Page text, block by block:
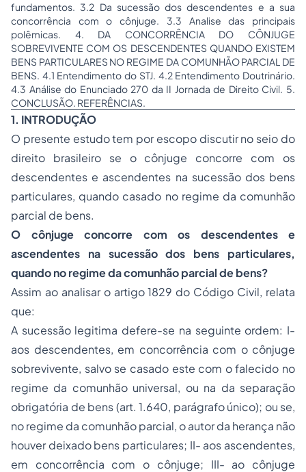
fundamentos. 3.2 Da sucessão dos descendentes e a sua
concorrência com o cônjuge. 3.3 Analise das principais
polêmicas. 4. DA CONCORRÊNCIA DO CÔNJUGE
SOBREVIVENTE COM OS DESCENDENTES QUANDO EXISTEM
BENS PARTICULARES NO REGIME DA COMUNHÃO PARCIAL DE
BENS. 4.1 Entendimento do STJ. 4.2 Entendimento Doutrinário.
4.3 Análise do Enunciado 270 da II Jornada de Direito Civil. 5.
CONCLUSÃO. REFERÊNCIAS.
1. INTRODUÇÃO
O presente estudo tem por escopo discutir no seio do
direito brasileiro se o cônjuge concorre com os
descendentes e ascendentes na sucessão dos bens
particulares, quando casado no regime da comunhão
parcial de bens.
O cônjuge concorre com os descendentes e
ascendentes na sucessão dos bens particulares,
quando no regime da comunhão parcial de bens?
Assim ao analisar o artigo 1829 do Código Civil, relata
que:
A sucessão legitima defere-se na seguinte ordem: I-
aos descendentes, em concorrência com o cônjuge
sobrevivente, salvo se casado este com o falecido no
regime da comunhão universal, ou na da separação
obrigatória de bens (art. 1.640, parágrafo único); ou se,
no regime da comunhão parcial, o autor da herança não
houver deixado bens particulares; II- aos ascendentes,
em concorrência com o cônjuge; III- ao cônjuge